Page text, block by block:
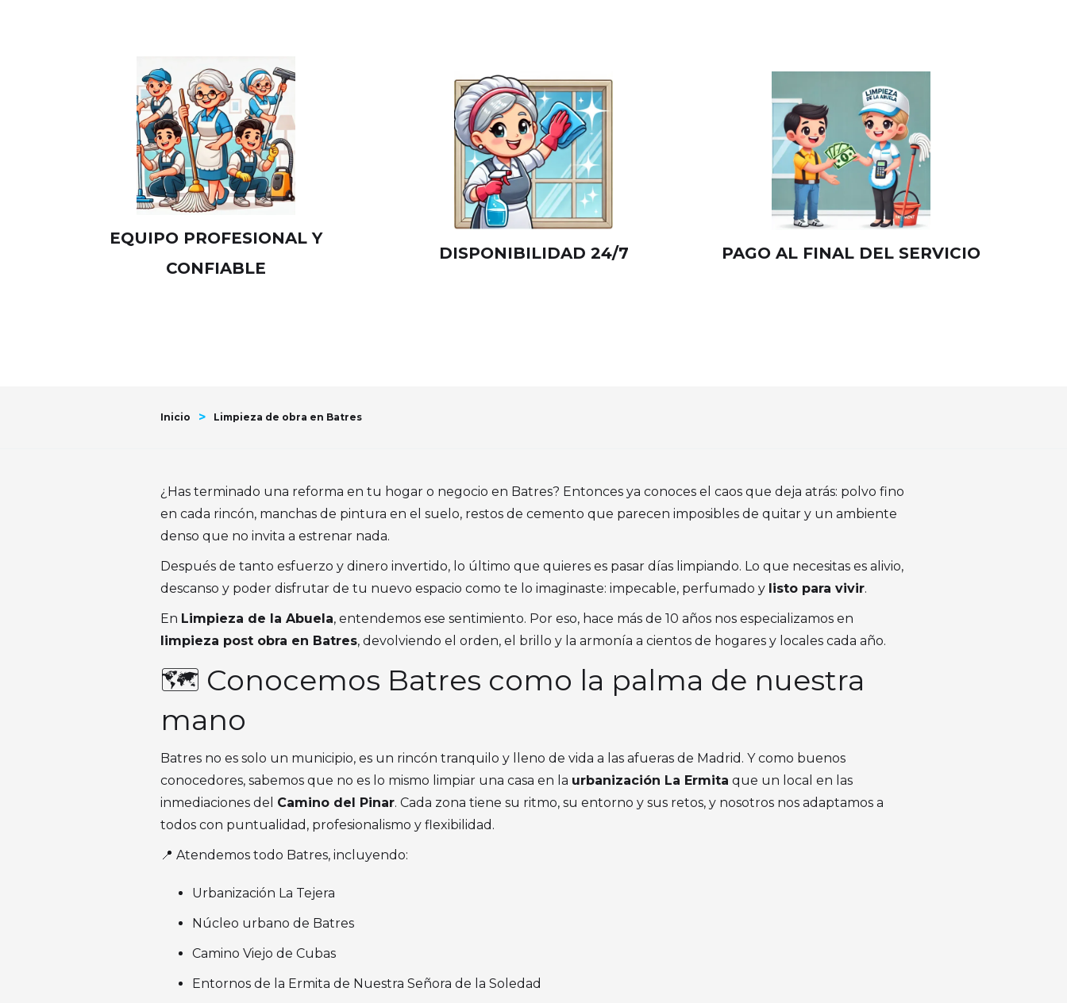
EQUIPO PROFESIONAL Y
CONFIABLE
DISPONIBILIDAD 24/7 PAGO AL FINAL DEL SERVICIO
Inicio > Limpieza de obra en Batres
¿Has terminado una reforma en tu hogar o negocio en Batres? Entonces ya conoces el caos que deja atrás: polvo fino
en cada rincón, manchas de pintura en el suelo, restos de cemento que parecen imposibles de quitar y un ambiente
denso que no invita a estrenar nada.
Después de tanto esfuerzo y dinero invertido, lo último que quieres es pasar días limpiando. Lo que necesitas es alivio,
descanso y poder disfrutar de tu nuevo espacio como te lo imaginaste: impecable, perfumado y listo para vivir.
En Limpieza de la Abuela, entendemos ese sentimiento. Por eso, hace más de 10 años nos especializamos en
limpieza post obra en Batres, devolviendo el orden, el brillo y la armonía a cientos de hogares y locales cada año.
🗺️ Conocemos Batres como la palma de nuestra
mano
Batres no es solo un municipio, es un rincón tranquilo y lleno de vida a las afueras de Madrid. Y como buenos
conocedores, sabemos que no es lo mismo limpiar una casa en la urbanización La Ermita que un local en las
inmediaciones del Camino del Pinar. Cada zona tiene su ritmo, su entorno y sus retos, y nosotros nos adaptamos a
todos con puntualidad, profesionalismo y flexibilidad.
📍 Atendemos todo Batres, incluyendo:
Urbanización La Tejera
Núcleo urbano de Batres
Camino Viejo de Cubas
Entornos de la Ermita de Nuestra Señora de la Soledad